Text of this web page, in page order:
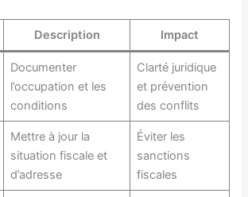
Description Impact
Documenter
l’occupation et les
conditions
Clarté juridique
et prévention
des conflits
Mettre à jour la
situation fiscale et
d’adresse
Éviter les
sanctions
fiscales